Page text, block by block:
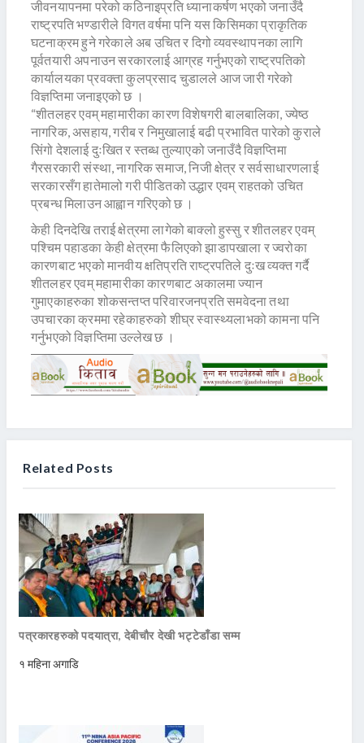
जीवनयापनमा परेको कठिनाइप्रति ध्यानाकर्षण भएको जनाउँदै
राष्ट्रपति भण्डारीले विगत वर्षमा पनि यस किसिमका प्राकृतिक
घटनाक्रम हुने गरेकाले अब उचित र दिगो व्यवस्थापनका लागि
पूर्वतयारी अपनाउन सरकारलाई आग्रह गर्नुभएको राष्ट्रपतिको
कार्यालयका प्रवक्ता कुलप्रसाद चुडालले आज जारी गरेको
विज्ञप्तिमा जनाइएको छ ।
“शीतलहर एवम् महामारीका कारण विशेषगरी बालबालिका, ज्येष्ठ
नागरिक, असहाय, गरीब र निमुखालाई बढी प्रभावित पारेको कुराले
सिंगो देशलाई दुःखित र स्तब्ध तुल्याएको जनाउँदै विज्ञप्तिमा
गैरसरकारी संस्था, नागरिक समाज, निजी क्षेत्र र सर्वसाधारणलाई
सरकारसँग हातेमालो गरी पीडितको उद्धार एवम् राहतको उचित
प्रबन्ध मिलाउन आह्वान गरिएको छ ।
केही दिनदेखि तराई क्षेत्रमा लागेको बाक्लो हुस्सु र शीतलहर एवम्
पश्चिम पहाडका केही क्षेत्रमा फैलिएको झाडापखाला र ज्वरोका
कारणबाट भएको मानवीय क्षतिप्रति राष्ट्रपतिले दुःख व्यक्त गर्दै
शीतलहर एवम् महामारीका कारणबाट अकालमा ज्यान
गुमाएकाहरुका शोकसन्तप्त परिवारजनप्रति समवेदना तथा
उपचारका क्रममा रहेकाहरुको शीघ्र स्वास्थ्यलाभको कामना पनि
गर्नुभएको विज्ञप्तिमा उल्लेख छ ।
Related Posts
पत्रकारहरुको पदयात्रा, देबीचौर देखी भट्टेडाँडा सम्म
१ महिना अगाडि